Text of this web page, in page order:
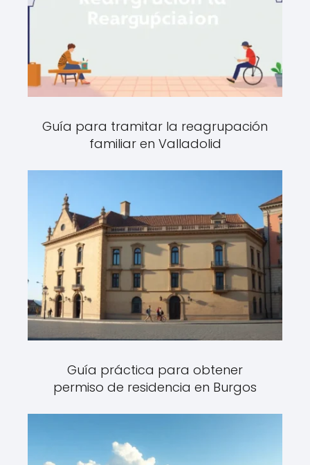
Guía para tramitar la reagrupación
familiar en Valladolid
Guía práctica para obtener
permiso de residencia en Burgos